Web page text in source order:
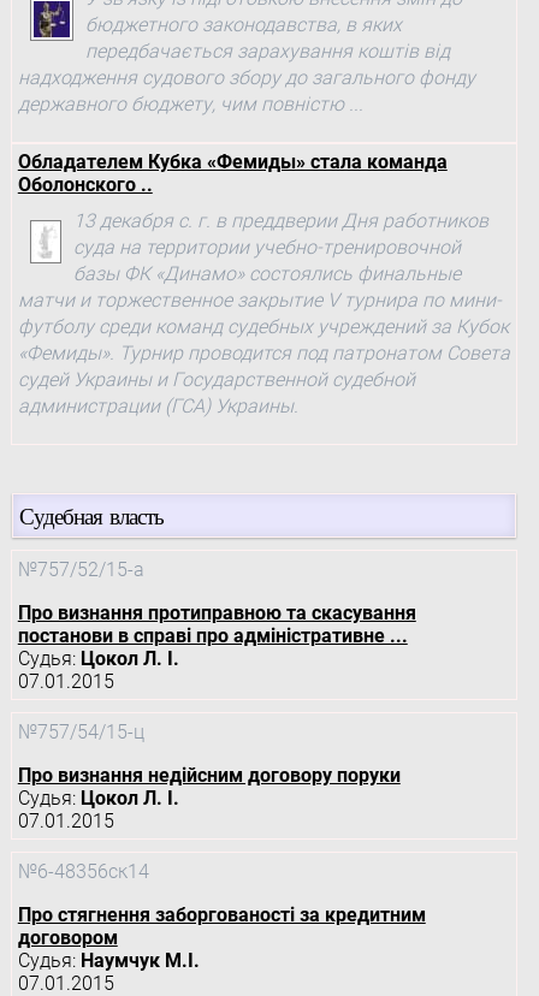
бюджетного законодавства, в яких
передбачається зарахування коштів від
надходження судового збору до загального фонду
державного бюджету, чим повністю ...
Обладателем Кубка «Фемиды» стала команда
Оболонского ..
13 декабря с. г. в преддверии Дня работников
суда на территории учебно-тренировочной
базы ФК «Динамо» состоялись финальные
матчи и торжественное закрытие V турнира по мини-
футболу среди команд судебных учреждений за Кубок
«Фемиды». Турнир проводится под патронатом Совета
судей Украины и Государственной судебной
администрации (ГСА) Украины.
Судебная власть
№757/52/15-а
Про визнання протиправною та скасування
постанови в справі про адміністративне ...
Судья: Цокол Л. І.
07.01.2015
№757/54/15-ц
Про визнання недійсним договору поруки
Судья: Цокол Л. І.
07.01.2015
№6-48356ск14
Про стягнення заборгованості за кредитним
договором
Судья: Наумчук М.І.
07.01.2015